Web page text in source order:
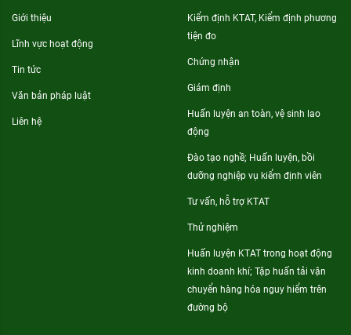
Giới thiệu
Lĩnh vực hoạt động
Tin tức
Văn bản pháp luật
Liên hệ
Kiểm định KTAT, Kiểm định phương
tiện đo
Chứng nhận
Giám định
Huấn luyện an toàn, vệ sinh lao
động
Đào tạo nghề; Huấn luyện, bồi
dưỡng nghiệp vụ kiểm định viên
Tư vấn, hỗ trợ KTAT
Thử nghiệm
Huấn luyện KTAT trong hoạt động
kinh doanh khí; Tập huấn tải vận
chuyển hàng hóa nguy hiểm trên
đường bộ